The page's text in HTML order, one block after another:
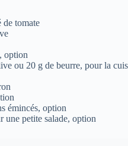
de tomate
option
ou 20 g de beurre, pour la
émincés, option
une petite salade, option